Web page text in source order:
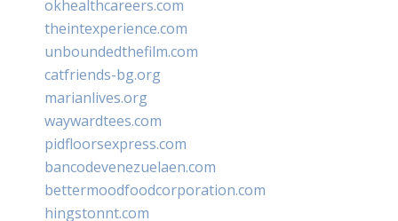
okhealthcareers.com
theintexperience.com
unboundedthefilm.com
catfriends-bg.org
marianlives.org
waywardtees.com
pidfloorsexpress.com
bancodevenezuelaen.com
bettermoodfoodcorporation.com
hingstonnt.com